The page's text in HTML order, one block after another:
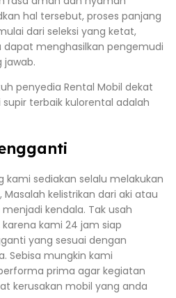
hal tersebut, proses panjang
dari seleksi yang ketat,
menghasilkan pengemudi
jawab.
penyedia Rental Mobil dekat
terbaik kulorental adalah
kami sediakan selalu melakukan
kelistrikan dari aki atau
kendala. Tak usah
kami 24 jam siap
yang sesuai dengan
Sebisa mungkin kami
prima agar kegiatan
kerusakan mobil yang anda